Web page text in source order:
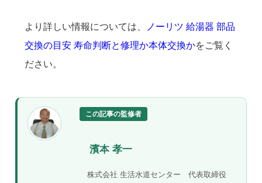
より詳しい情報については、
ノーリツ 給湯器 部品
交換の目安 寿命判断と修理か本体交換かをご覧く
ださい。
この記事の監修者
濱本 孝一
株式会社 生活水道センター 代表取締役